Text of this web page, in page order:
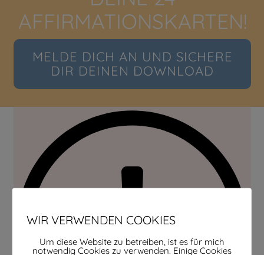
AFFIRMATIONSKARTEN!
MELDE DICH AN UND SICHERE
DIR DEINEN DOWNLOAD
WIR VERWENDEN COOKIES
Um diese Website zu betreiben, ist es für mich
notwendig Cookies zu verwenden. Einige Cookies